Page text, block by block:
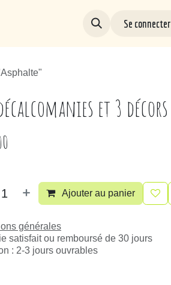
Se connecter
et 3
Ajouter au panier
générales
satisfait ou remboursé de 30 jours
: 2-3 jours ouvrables